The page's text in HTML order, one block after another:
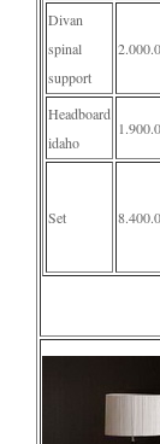
Divan
spinal
support
Headboard
idaho
Set